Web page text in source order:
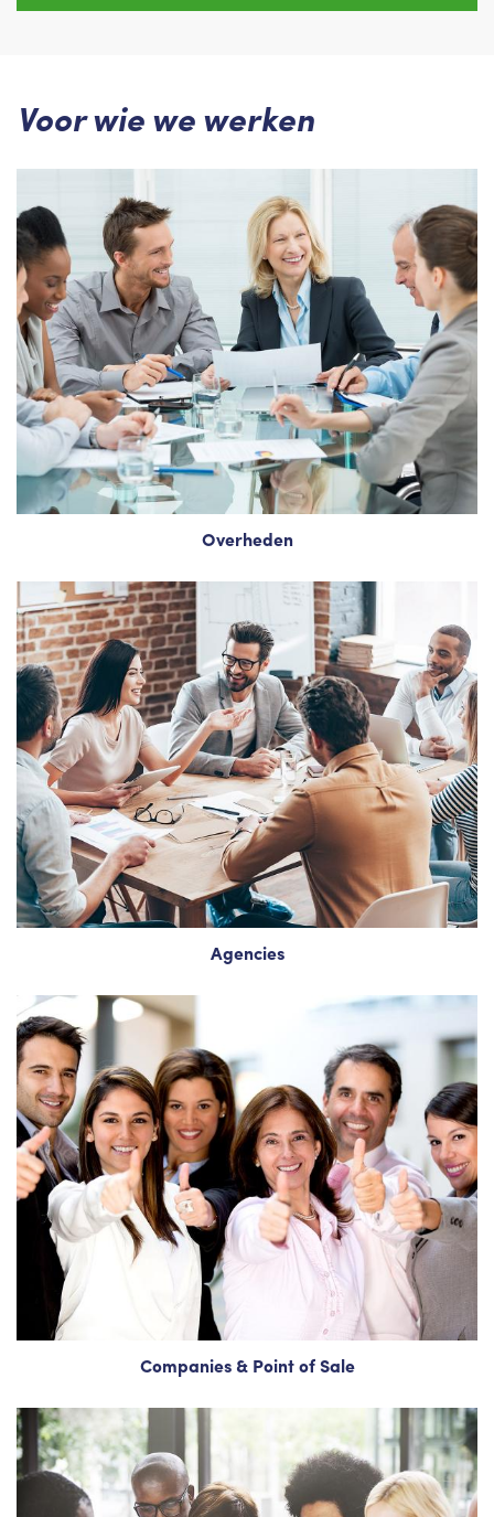
Voor wie we werken
Overheden
Agencies
Companies & Point of Sale